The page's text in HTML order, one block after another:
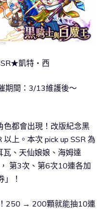
凱特‧西
期間：3/13維護後～
色都會出現！改版紀念黑
上。本次 pick up SSR 為
瓦、天仙娘娘、海姆達
第3次、第6次10連各加
」！
250 → 200顆就能抽10連